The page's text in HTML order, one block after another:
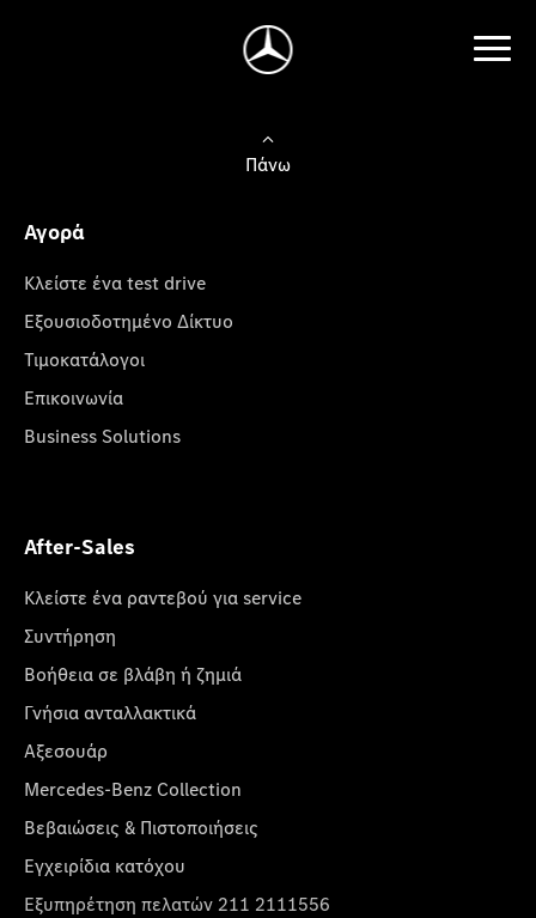
Πάνω
Αγορά
Κλείστε ένα test drive
Εξουσιοδοτημένο Δίκτυο
Τιμοκατάλογοι
Επικοινωνία
Business Solutions
After-Sales
Κλείστε ένα ραντεβού για service
Συντήρηση
Βοήθεια σε βλάβη ή ζημιά
Γνήσια ανταλλακτικά
Αξεσουάρ
Mercedes-Benz Collection
Βεβαιώσεις & Πιστοποιήσεις
Εγχειρίδια κατόχου
Εξυπηρέτηση πελατών 211 2111556